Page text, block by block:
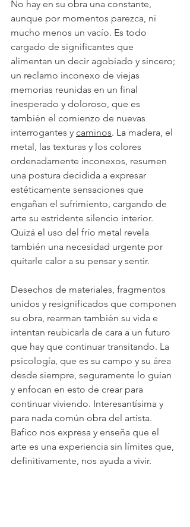
No hay en su obra una constante,
aunque por momentos parezca, ni
mucho menos un vacío. Es todo
cargado de significantes que
alimentan un decir agobiado y sincero;
un reclamo inconexo de viejas
memorias reunidas en un final
inesperado y doloroso, que es
también el comienzo de nuevas
interrogantes y caminos. La madera, el
metal, las texturas y los colores
ordenadamente inconexos, resumen
una postura decidida a expresar
estéticamente sensaciones que
engañan el sufrimiento, cargando de
arte su estridente silencio interior.
Quizá el uso del frío metal revela
también una necesidad urgente por
quitarle calor a su pensar y sentir.
Desechos de materiales, fragmentos
unidos y resignificados que componen
su obra, rearman también su vida e
intentan reubicarla de cara a un futuro
que hay que continuar transitando. La
psicología, que es su campo y su área
desde siempre, seguramente lo guían
y enfocan en esto de crear para
continuar viviendo. Interesantísima y
para nada común obra del artista.
Bafico nos expresa y enseña que el
arte es una experiencia sin límites que,
definitivamente, nos ayuda a vivir.